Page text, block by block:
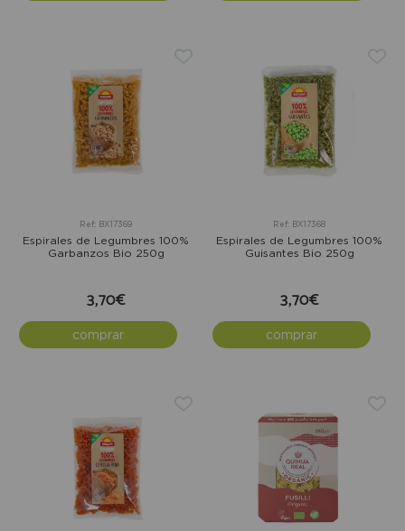
Ref: BX17369
Espirales de Legumbres 100%
Garbanzos Bio 250g
3,70€
comprar
Ref: BX17368
Espirales de Legumbres 100%
Guisantes Bio 250g
3,70€
comprar